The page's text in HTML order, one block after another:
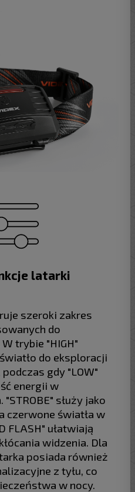
latarki
szeroki zakres
do
trybie "HIGH"
do eksploracji
gdy "LOW"
energii w
służy jako
czerwone światła w
FLASH" ułatwiają
widzenia. Dla
posiada również
z tyłu, co
w nocy.